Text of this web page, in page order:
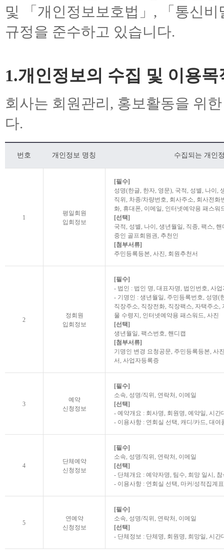
및 「개인정보보호법」, 「통신
규정을 준수하고 있습니다.
1.개인정보의 수집 및 이용목
회사는 회원관리, 홍보활동을 위
다.
번호 개인정보 명칭 수집되는 개인
1
평일회원
입회정보
[필수]
성명(한글, 한자, 영문), 국적, 성별, 나이,
직위, 차종/차량번호, 회사주소, 회사전화
화, 휴대폰, 이메일, 인터넷예약용 패스워
[선택]
국적, 성별, 나이, 생년월일, 직종, 팩스,
중인 골프회원권, 추천인
[첨부서류]
주민등록등본, 사진, 회원추천서
2
정회원
입회정보
[필수]
- 법인 : 법인 명, 대표자명, 법인번호, 사
- 기명인 : 생년월일, 주민등록번호, 성명(
직장주소, 직장전화, 직장팩스, 자택주소,
물 수령지, 인터넷예약용 패스워드, 사진
[선택]
생년월일, 팩스번호, 핸디캡
[첨부서류]
기명인 변경 요청공문, 주민등록등본, 사
서, 사업자등록증
3
예약
신청정보
[필수]
소속, 성명/직위, 연락처, 이메일
[선택]
- 예약개요 : 회사명, 회원명, 예약일, 시간
- 이용사항 : 연회실 선택, 캐디/카드, 대여
4
단체예약
신청정보
[필수]
소속, 성명/직위, 연락처, 이메일
[선택]
- 단체개요 : 예약자명, 팀수, 희망 일시,
- 이용사항 : 연회실 선택, 마커/성적집계
5
연예약
신청정보
[필수]
소속, 성명/직위, 연락처, 이메일
[선택]
- 단체정보 : 단체명, 회원명, 희망일, 시간